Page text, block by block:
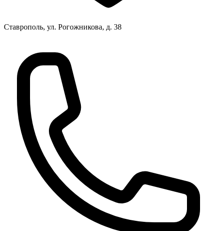
Ставрополь, ул. Рогожникова, д. 38